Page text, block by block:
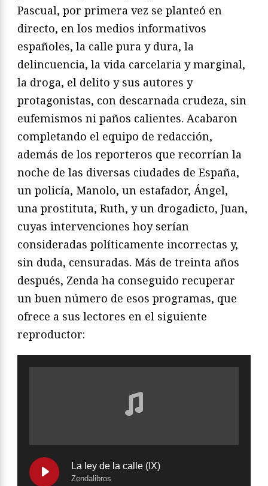
Pascual, por primera vez se planteó en
directo, en los medios informativos
españoles, la calle pura y dura, la
delincuencia, la vida carcelaria y marginal,
la droga, el delito y sus autores y
protagonistas, con descarnada crudeza, sin
eufemismos ni paños calientes. Acabaron
completando el equipo de redacción,
además de los reporteros que recorrían la
noche de las diversas ciudades de España,
un policía, Manolo, un estafador, Ángel,
una prostituta, Ruth, y un drogadicto, Juan,
cuyas intervenciones hoy serían
consideradas políticamente incorrectas y,
sin duda, censuradas. Más de treinta años
después, Zenda ha conseguido recuperar
un buen número de esos programas, que
ofrece a sus lectores en el siguiente
reproductor:
La ley de la calle (IX)
Zendalibros